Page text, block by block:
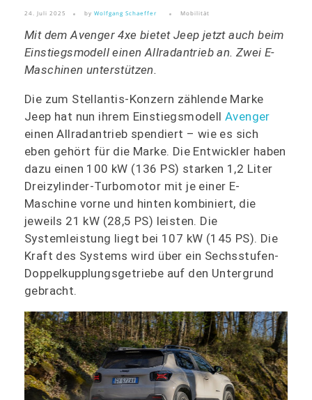
24. Juli 2025 by Wolfgang Schaeffer Mobilität
Mit dem Avenger 4xe bietet Jeep jetzt auch beim
Einstiegsmodell einen Allradantrieb an. Zwei E-
Maschinen unterstützen.
Die zum Stellantis-Konzern zählende Marke
Jeep hat nun ihrem Einstiegsmodell Avenger
einen Allradantrieb spendiert – wie es sich
eben gehört für die Marke. Die Entwickler haben
dazu einen 100 kW (136 PS) starken 1,2 Liter
Dreizylinder-Turbomotor mit je einer E-
Maschine vorne und hinten kombiniert, die
jeweils 21 kW (28,5 PS) leisten. Die
Systemleistung liegt bei 107 kW (145 PS). Die
Kraft des Systems wird über ein Sechsstufen-
Doppelkupplungsgetriebe auf den Untergrund
gebracht.